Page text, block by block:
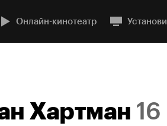
Онлайн-кинотеатр
Хартман 16